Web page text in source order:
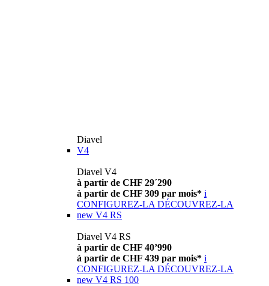
Diavel
V4
Diavel V4
à partir de CHF 29´290
à partir de CHF 309 par mois* i
CONFIGUREZ-LA DÉCOUVREZ-LA
new V4 RS
Diavel V4 RS
à partir de CHF 40’990
à partir de CHF 439 par mois* i
CONFIGUREZ-LA DÉCOUVREZ-LA
new V4 RS 100